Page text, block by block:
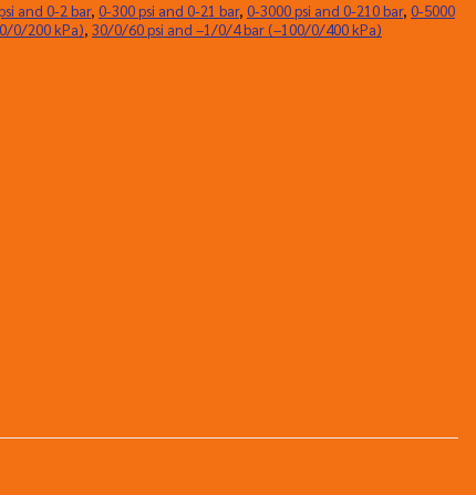
and 0-2 bar, 0-300 psi and 0-21 bar, 0-3000 psi and 0-210 bar, 0-5000
0/200 kPa), 30/0/60 psi and –1/0/4 bar (–100/0/400 kPa)